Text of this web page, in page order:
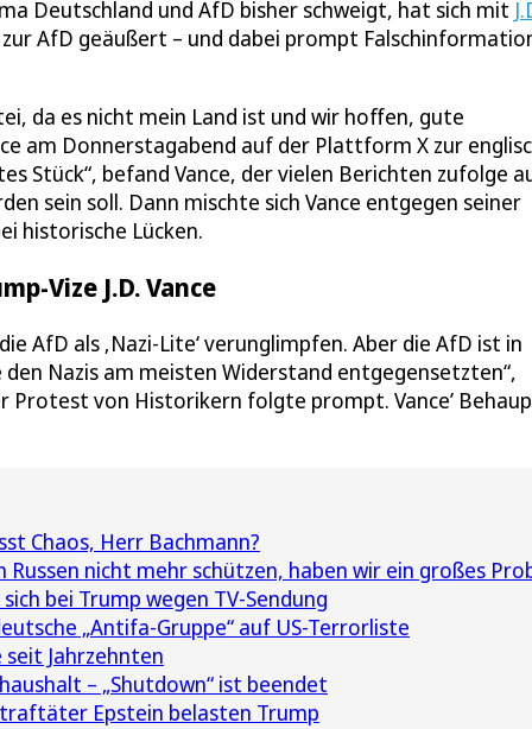
Deutschland und AfD bisher schweigt, hat sich mit
AfD geäußert – und dabei prompt
da es nicht mein Land ist und wir hoffen, gute
am Donnerstagabend auf der Plattform X zur
Stück“, befand Vance, der vielen Berichten zufolge
sein soll. Dann mischte sich Vance entgegen seiner
historische Lücken.
Vize J.D. Vance
AfD als ‚Nazi-Lite‘ verunglimpfen. Aber die AfD ist in
Nazis am meisten Widerstand entgegensetzten“,
Protest von Historikern folgte prompt. Vance’
Chaos, Herr Bachmann?
Russen nicht mehr schützen, haben wir ein großes
bei Trump wegen TV-Sendung
„Antifa-Gruppe“ auf US-Terrorliste
seit Jahrzehnten
– „Shutdown“ ist beendet
Epstein belasten Trump